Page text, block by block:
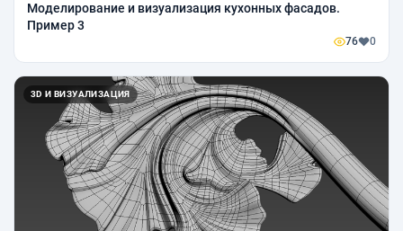
Моделирование и визуализация кухонных фасадов.
Пример 3
76 0
3D И ВИЗУАЛИЗАЦИЯ